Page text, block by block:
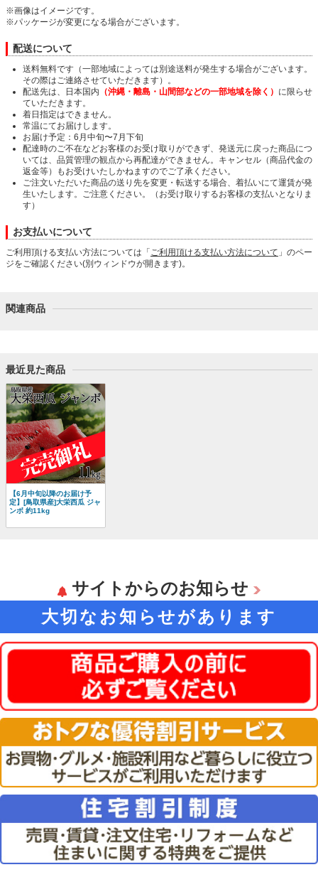
※画像はイメージです。
※パッケージが変更になる場合がございます。
配送について
送料無料です（一部地域によっては別途送料が発生する場合がございます。
その際はご連絡させていただきます）。
配送先は、日本国内 （沖縄・離島・山間部などの一部地域を除く） に限らせ
ていただきます。
着日指定はできません。
常温にてお届けします。
お届け予定：6月中旬〜7月下旬
配達時のご不在などお客様のお受け取りができず、発送元に戻った商品につ
いては、品質管理の観点から再配達ができません。キャンセル（商品代金の
返金等）もお受けいたしかねますのでご了承ください。
ご注文いただいた商品の送り先を変更・転送する場合、着払いにて運賃が発
生いたします。ご注意ください。（お受け取りするお客様の支払いとなりま
す）
お支払いについて
ご利用頂ける支払い方法については「 ご利用頂ける支払い方法について 」のペー
ジをご確認ください(別ウィンドウが開きます)。
関連商品
最近見た商品
【6月中旬以降のお届け予
定】[鳥取県産]大栄西瓜 ジャ
ンボ 約11kg
サイトからのお知らせ
大切なお知らせがあります